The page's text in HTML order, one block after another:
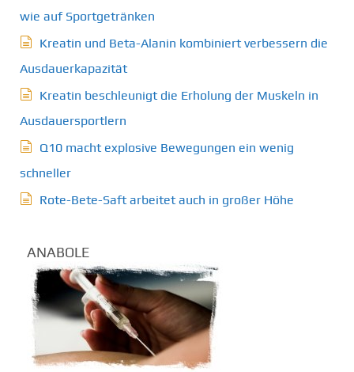
wie auf Sportgetränken
Kreatin und Beta-Alanin kombiniert verbessern die
Ausdauerkapazität
Kreatin beschleunigt die Erholung der Muskeln in
Ausdauersportlern
Q10 macht explosive Bewegungen ein wenig
schneller
Rote-Bete-Saft arbeitet auch in großer Höhe
ANABOLE